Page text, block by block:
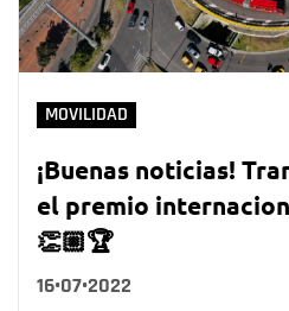
MOVILIDAD
¡Buenas noticias!
el premio
👏🏼🏆
16•07•2022